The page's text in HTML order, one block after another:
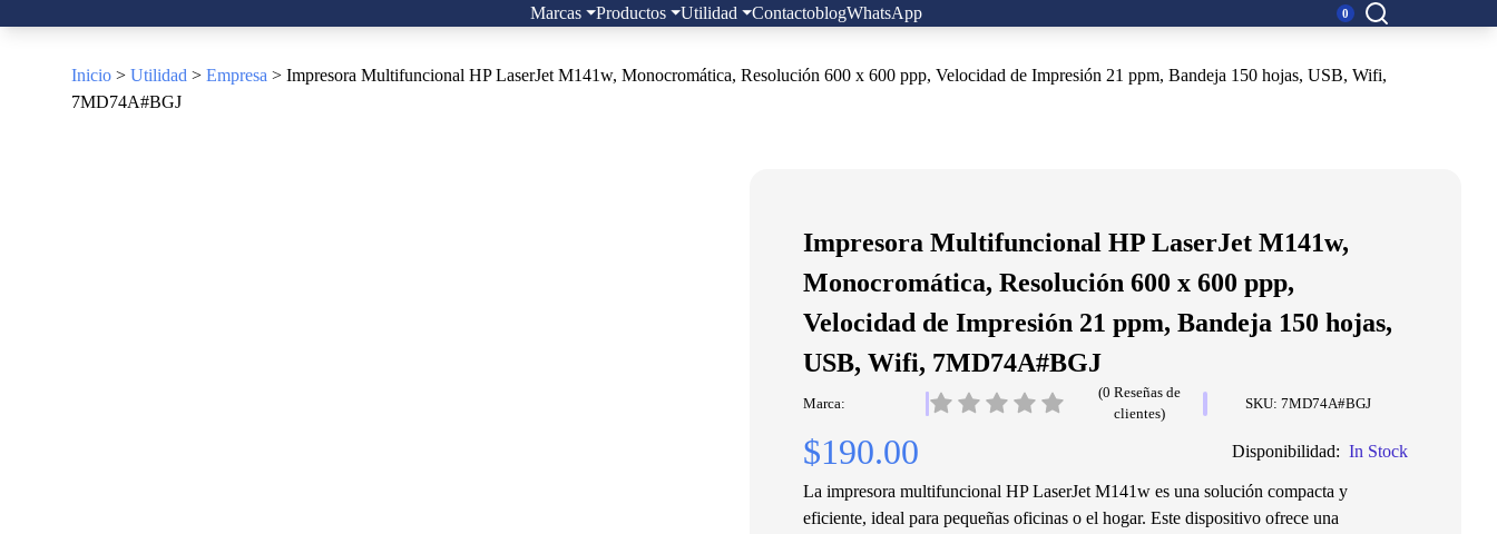
Marcas Productos Utilidad ContactoblogWhatsApp 0 Buscar:
Inicio > Utilidad > Empresa > Impresora Multifuncional HP LaserJet M141w, Monocromática, Resolución 600 x 600 ppp, Velocidad de Impresión 21 ppm, Bandeja 150 hojas, USB, Wifi,
7MD74A#BGJ
Impresora Multifuncional HP LaserJet M141w,
Monocromática, Resolución 600 x 600 ppp,
Velocidad de Impresión 21 ppm, Bandeja 150 hojas,
USB, Wifi, 7MD74A#BGJ
Marca:
(0 Reseñas de
clientes)
SKU: 7MD74A#BGJ
$190.00 Disponibilidad: In Stock
La impresora multifuncional HP LaserJet M141w es una solución compacta y
eficiente, ideal para pequeñas oficinas o el hogar. Este dispositivo ofrece una